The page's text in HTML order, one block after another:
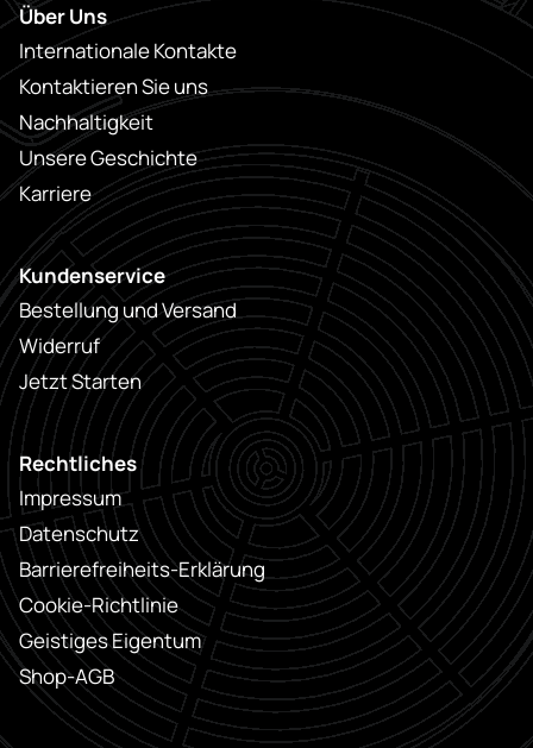
Über Uns
Internationale Kontakte
Kontaktieren Sie uns
Nachhaltigkeit
Unsere Geschichte
Karriere
Kundenservice
Bestellung und Versand
Widerruf
Jetzt Starten
Rechtliches
Impressum
Datenschutz
Barrierefreiheits-Erklärung
Cookie-Richtlinie
Geistiges Eigentum
Shop-AGB